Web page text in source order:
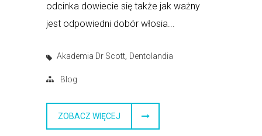
odcinka dowiecie się także jak ważny
jest odpowiedni dobór włosia...
Akademia Dr Scott, Dentolandia
Blog
ZOBACZ WIĘCEJ